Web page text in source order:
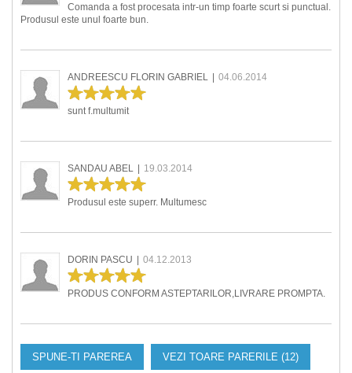
Comanda a fost procesata intr-un timp foarte scurt si punctual.
Produsul este unul foarte bun.
ANDREESCU FLORIN GABRIEL | 04.06.2014
sunt f.multumit
SANDAU ABEL | 19.03.2014
Produsul este superr. Multumesc
DORIN PASCU | 04.12.2013
PRODUS CONFORM ASTEPTARILOR,LIVRARE PROMPTA.
SPUNE-TI PAREREA VEZI TOARE PARERILE (12)